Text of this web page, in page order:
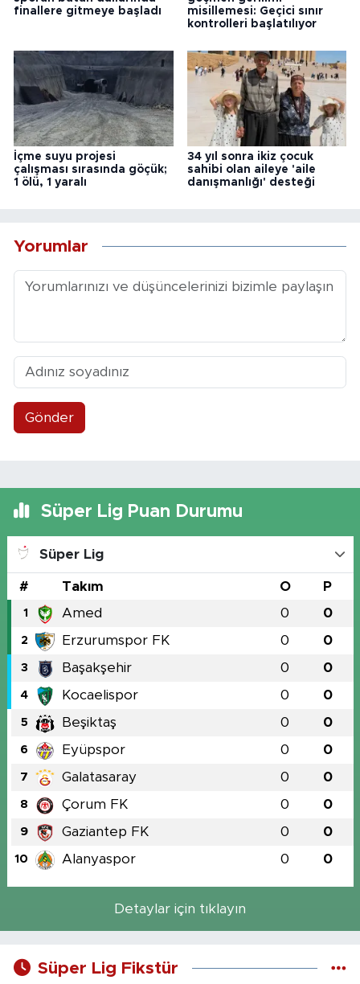
finallere gitmeye başladı
misillemesi: Geçici sınır
kontrolleri başlatılıyor
İçme suyu projesi
çalışması sırasında göçük;
1 ölü, 1 yaralı
34 yıl sonra ikiz çocuk
sahibi olan aileye 'aile
danışmanlığı' desteği
Yorumlar
Gönder
Süper Lig Puan Durumu
Süper Lig
# Takım O P
1 Amed 0 0
2 Erzurumspor FK 0 0
3 Başakşehir 0 0
4 Kocaelispor 0 0
5 Beşiktaş 0 0
6 Eyüpspor 0 0
7 Galatasaray 0 0
8 Çorum FK 0 0
9 Gaziantep FK 0 0
10 Alanyaspor 0 0
Detaylar için tıklayın
Süper Lig Fikstür